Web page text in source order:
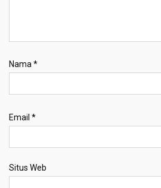
Nama*
Email *
Situs Web